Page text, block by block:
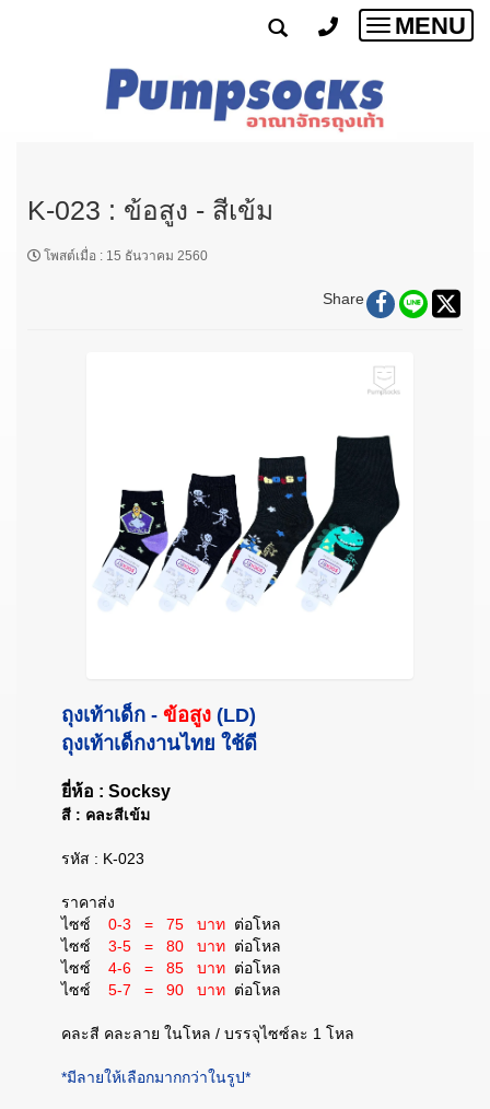
Toggle
MENU
K-023 : ข้อสูง - สีเข้ม
โพสต์เมื่อ : 15 ธันวาคม 2560
Share
ถุงเท้าเด็ก - ข้อสูง (LD)
ถุงเท้าเด็กงานไทย ใช้ดี
ยี่ห้อ : Socksy
สี : คละสีเข้ม
รหัส : K-023
ราคาส่ง
ไซซ์ 0-3 = 75 บาท ต่อโหล
ไซซ์ 3-5 = 80 บาท ต่อโหล
ไซซ์ 4-6 = 85 บาท ต่อโหล
ไซซ์ 5-7 = 90 บาท ต่อโหล
คละสี คละลาย ในโหล / บรรจุไซซ์ละ 1 โหล
*มีลายให้เลือกมากกว่าในรูป*